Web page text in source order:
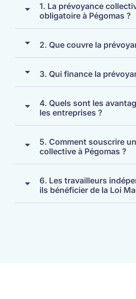
1. La prévoyance
obligatoire à Pégomas ?
2. Que couvre la
3. Qui finance la
4. Quels sont les
les entreprises ?
5. Comment souscrire
collective à Pégomas ?
6. Les travailleurs
ils bénéficier de la Loi